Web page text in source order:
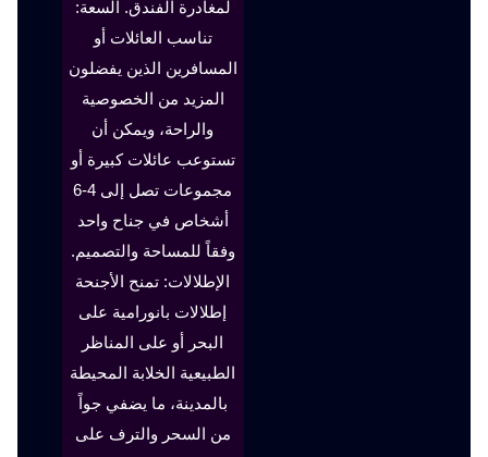
لمغادرة الفندق. السعة:
تناسب العائلات أو
المسافرين الذين يفضلون
المزيد من الخصوصية
والراحة، ويمكن أن
تستوعب عائلات كبيرة أو
مجموعات تصل إلى 4-6
أشخاص في جناح واحد
وفقاً للمساحة والتصميم.
الإطلالات: تمنح الأجنحة
إطلالات بانورامية على
البحر أو على المناظر
الطبيعية الخلابة المحيطة
بالمدينة، ما يضفي جواً
من السحر والترف على